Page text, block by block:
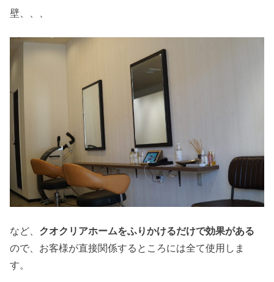
壁、、、
など、 クオクリアホームをふりかけるだけで効果がある
ので、お客様が直接関係するところには全て使用しま
す。